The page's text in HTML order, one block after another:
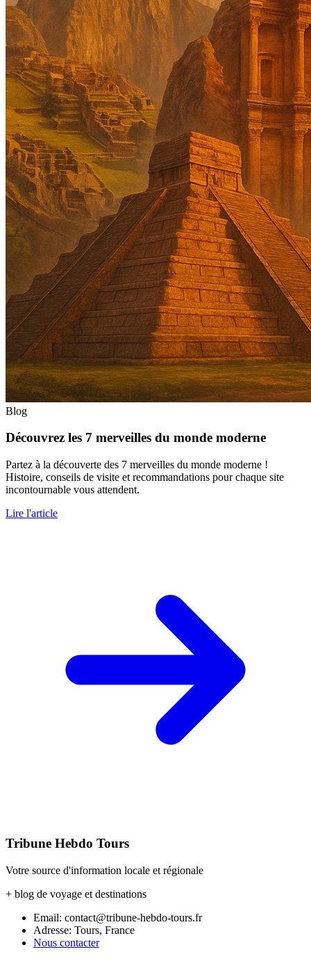
Blog
Découvrez les 7 merveilles du monde moderne
Partez à la découverte des 7 merveilles du monde moderne !
Histoire, conseils de visite et recommandations pour chaque site
incontournable vous attendent.
Lire l'article
Tribune Hebdo Tours
Votre source d'information locale et régionale
+ blog de voyage et destinations
Email: contact@tribune-hebdo-tours.fr
Adresse: Tours, France
Nous contacter